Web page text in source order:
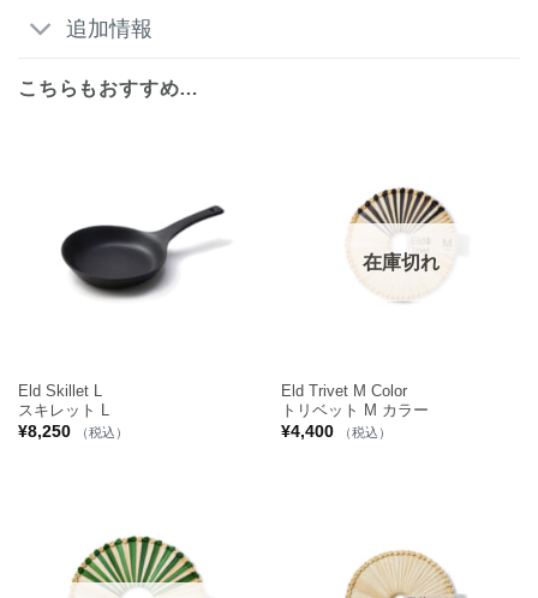
追加情報
こちらもおすすめ…
Eld Skillet L
スキレット L
¥8,250 （税込）
在庫切れ
Eld Trivet M Color
トリベット M カラー
¥4,400 （税込）